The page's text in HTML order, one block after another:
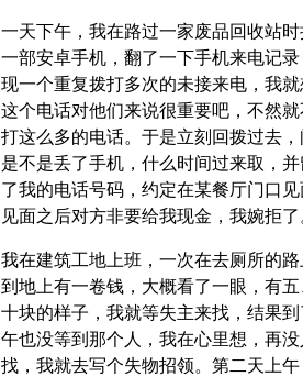
一天下午，我在路过一家废品回收站时
一部安卓手机，翻了一下手机来电记录
现一个重复拨打多次的未接来电，我就
这个电话对他们来说很重要吧，不然就
打这么多的电话。于是立刻回拨过去，
是不是丢了手机，什么时间过来取，并
了我的电话号码，约定在某餐厅门口见
见面之后对方非要给我现金，我婉拒了
我在建筑工地上班，一次在去厕所的路
到地上有一卷钱，大概看了一眼，有五
十块的样子，我就等失主来找，结果到
午也没等到那个人，我在心里想，再没
找，我就去写个失物招领。第二天上午